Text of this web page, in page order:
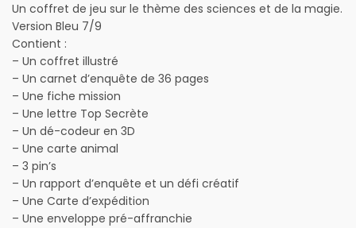
Un coffret de jeu sur le thème des sciences et de la magie.
Version Bleu 7/9
Contient :
– Un coffret illustré
– Un carnet d’enquête de 36 pages
– Une fiche mission
– Une lettre Top Secrète
– Un dé-codeur en 3D
– Une carte animal
– 3 pin’s
– Un rapport d’enquête et un défi créatif
– Une Carte d’expédition
– Une enveloppe pré-affranchie